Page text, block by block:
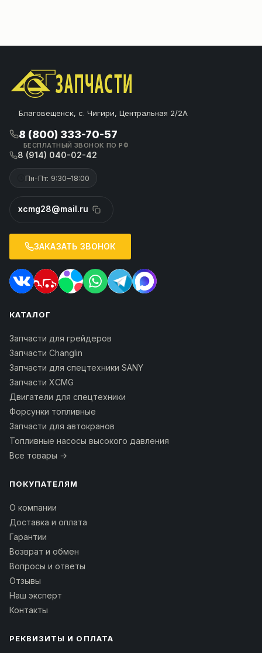
Благовещенск, с. Чигири, Центральная 2/2А
8 (800) 333-70-57
БЕСПЛАТНЫЙ ЗВОНОК ПО РФ
8 (914) 040-02-42
Пн-Пт: 9:30–18:00
xcmg28@mail.ru
ЗАКАЗАТЬ ЗВОНОК
КАТАЛОГ
Запчасти для грейдеров
Запчасти Changlin
Запчасти для спецтехники SANY
Запчасти XCMG
Двигатели для спецтехники
Форсунки топливные
Запчасти для автокранов
Топливные насосы высокого давления
Все товары →
ПОКУПАТЕЛЯМ
О компании
Доставка и оплата
Гарантии
Возврат и обмен
Вопросы и ответы
Отзывы
Наш эксперт
Контакты
РЕКВИЗИТЫ И ОПЛАТА